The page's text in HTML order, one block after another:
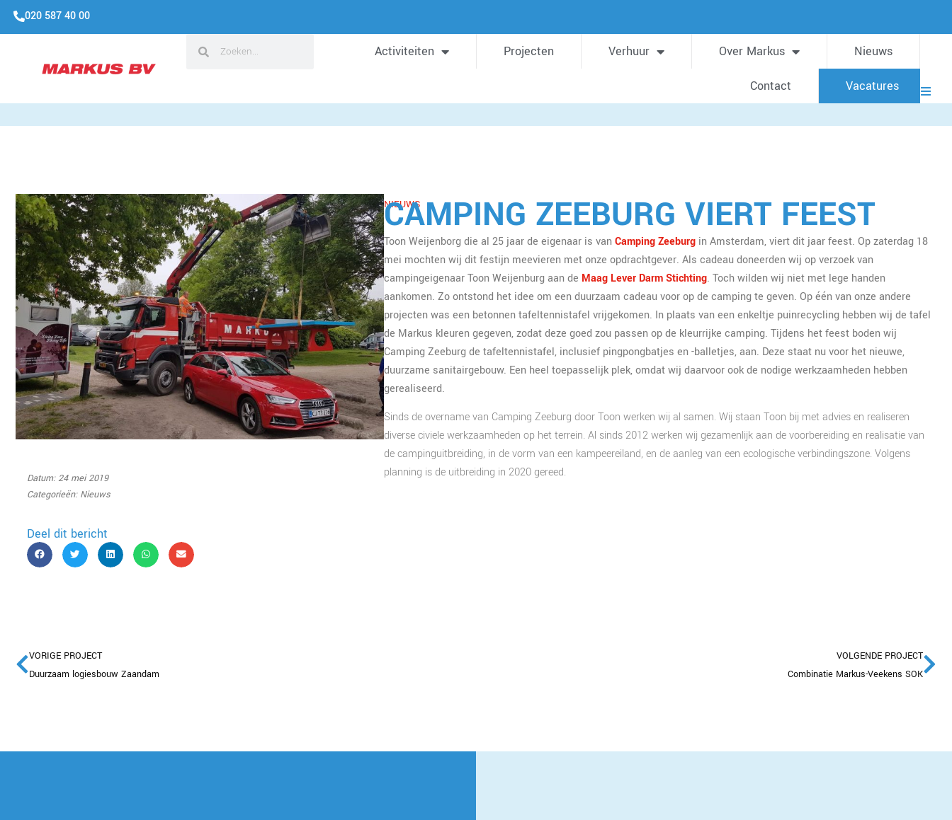
020 587 40 00
Activiteiten Projecten Verhuur Over Markus Nieuws
Contact Vacatures
Datum: 24 mei 2019
Categorieën: Nieuws
Deel dit bericht
NIEUWS
CAMPING ZEEBURG VIERT FEEST
Toon Weijenborg die al 25 jaar de eigenaar is vanCamping Zeeburg in Amsterdam, viert dit jaar feest. Op zaterdag 18
mei mochten wij dit festijn meevieren met onze opdrachtgever. Als cadeau doneerden wij op verzoek van
campingeigenaar Toon Weijenburg aan de Maag Lever Darm Stichting. Toch wilden wij niet met lege handen
aankomen. Zo ontstond het idee om een duurzaam cadeau voor op de camping te geven. Op één van onze andere
projecten was een betonnen tafeltennistafel vrijgekomen. In plaats van een enkeltje puinrecycling hebben wij de tafel
de Markus kleuren gegeven, zodat deze goed zou passen op de kleurrijke camping. Tijdens het feest boden wij
Camping Zeeburg de tafeltennistafel, inclusief pingpongbatjes en -balletjes, aan. Deze staat nu voor het nieuwe,
duurzame sanitairgebouw. Een heel toepasselijk plek, omdat wij daarvoor ook de nodige werkzaamheden hebben
gerealiseerd.
Sinds de overname van Camping Zeeburg door Toon werken wij al samen. Wij staan Toon bij met advies en realiseren
diverse civiele werkzaamheden op het terrein. Al sinds 2012 werken wij gezamenlijk aan de voorbereiding en realisatie van
de campinguitbreiding, in de vorm van een kampeereiland, en de aanleg van een ecologische verbindingszone. Volgens
planning is de uitbreiding in 2020 gereed.
VORIGE PROJECT
Duurzaam logiesbouw Zaandam
VOLGENDE PROJECT
Combinatie Markus-Veekens SOK